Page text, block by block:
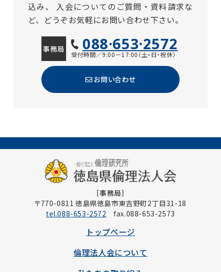
込み、
入会についてのご質問・資料請求な
ど、どうぞお気軽にお問い合わせ下さい。
事務局 088·653·2572
受付時間／9:00－17:00（土・日・祝休）
お問い合わせ
［事務局］
〒770-0811 徳島県徳島市東吉野町2丁目31-18
tel.088-653-2572 fax.088-653-2573
トップページ
倫理法人会について